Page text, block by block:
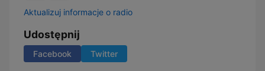
Aktualizuj informacje o radio
Udostępnij
Facebook Twitter